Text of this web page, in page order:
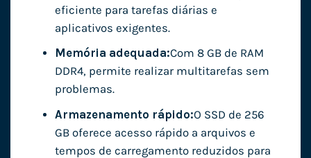
eficiente para tarefas diárias e
aplicativos exigentes.
Memória adequada:Com 8 GB de RAM
DDR4, permite realizar multitarefas sem
problemas.
Armazenamento rápido:O SSD de 256
GB oferece acesso rápido a arquivos e
tempos de carregamento reduzidos para